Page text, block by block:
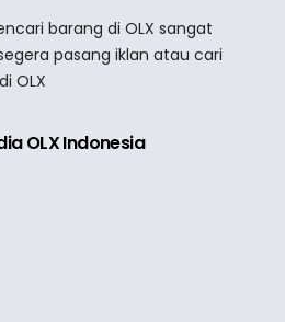
barang di OLX sangat
pasang iklan atau cari
OLX
OLX Indonesia